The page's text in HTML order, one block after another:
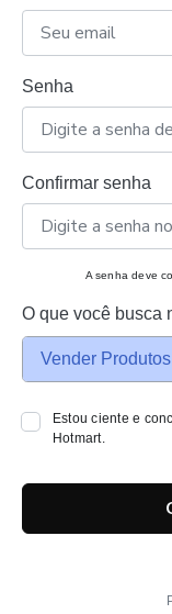
Senha
Confirmar senha
A senha deve
O que você busca
Vender Produtos
Estou ciente e
Hotmart.